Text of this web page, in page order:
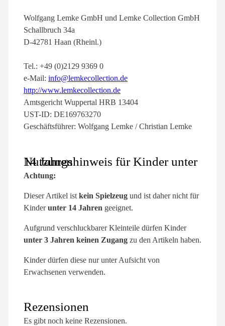
Wolfgang Lemke GmbH und Lemke Collection GmbH
Schallbruch 34a
D-42781 Haan (Rheinl.)
Tel.: +49 (0)2129 9369 0
e-Mail: info@lemkecollection.de
http://www.lemkecollection.de
Amtsgericht Wuppertal HRB 13404
UST-ID: DE169763270
Geschäftsführer: Wolfgang Lemke / Christian Lemke
Nutzungshinweis für Kinder unter 14 Jahren
Achtung:
Dieser Artikel ist kein Spielzeug und ist daher nicht für
Kinderunter 14 Jahren geeignet.
Aufgrund verschluckbarer Kleinteile dürfen Kinder
unter 3 Jahren keinen Zugang zu den Artikeln haben.
Kinder dürfen diese nur unter Aufsicht von
Erwachsenen verwenden.
Rezensionen
Es gibt noch keine Rezensionen.